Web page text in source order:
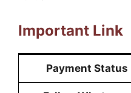
Important Link
Payment Status